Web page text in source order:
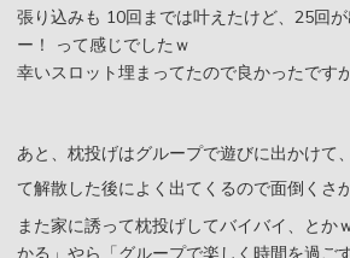
張り込みも 10回までは叶えたけど、25回
ー！ って感じでしたｗ
幸いスロット埋まってたので良かったです
あと、枕投げはグループで遊びに出かけて
て解散した後によく出てくるので面倒くさ
また家に誘って枕投げしてバイバイ、と
かる」やら「グループで楽しく時間を過ご